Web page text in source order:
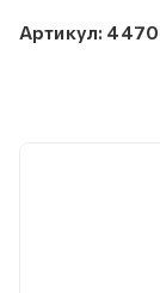
Артикул: